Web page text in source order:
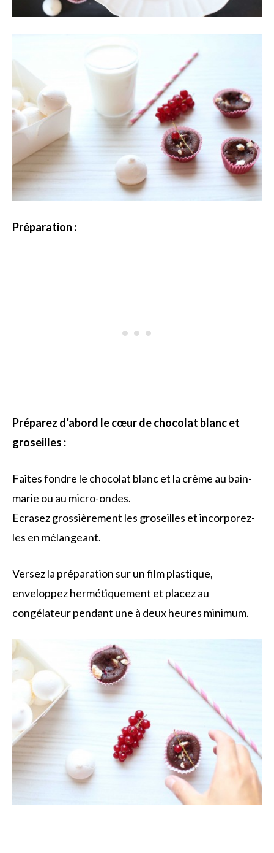
Préparation :
Préparez d’abord le cœur de chocolat blanc et
groseilles :
Faites fondre le chocolat blanc et la crème au bain-
marie ou au micro-ondes.
Ecrasez grossièrement les groseilles et incorporez-
les en mélangeant.
Versez la préparation sur un film plastique,
enveloppez hermétiquement et placez au
congélateur pendant une à deux heures minimum.